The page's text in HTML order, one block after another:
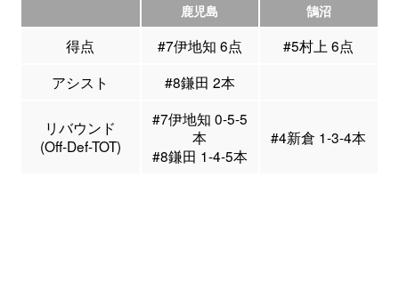
鹿児島 鵠沼
得点 #7伊地知 6点
#5村上 6点
アシスト
#8鎌田 2本
リバウンド
(Off-Def-TOT)
#7伊地知 0-5-5
本
#8鎌田 1-4-5本
#4新倉 1-3-4本